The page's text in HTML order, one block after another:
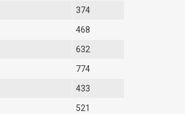
374
468
632
774
433
521